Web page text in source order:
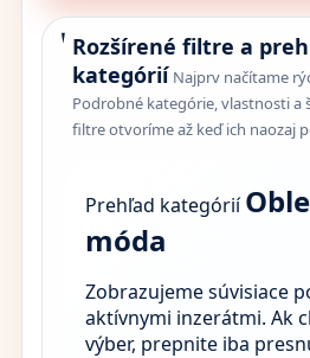
Rozšírené filtre a
kategórií Najprv načítame
Podrobné kategórie, vlastnosti a
filtre otvoríme až keď ich naozaj
Prehľad kategórií
móda
Zobrazujeme súvisiace
aktívnymi inzerátmi. Ak
výber, prepnite iba